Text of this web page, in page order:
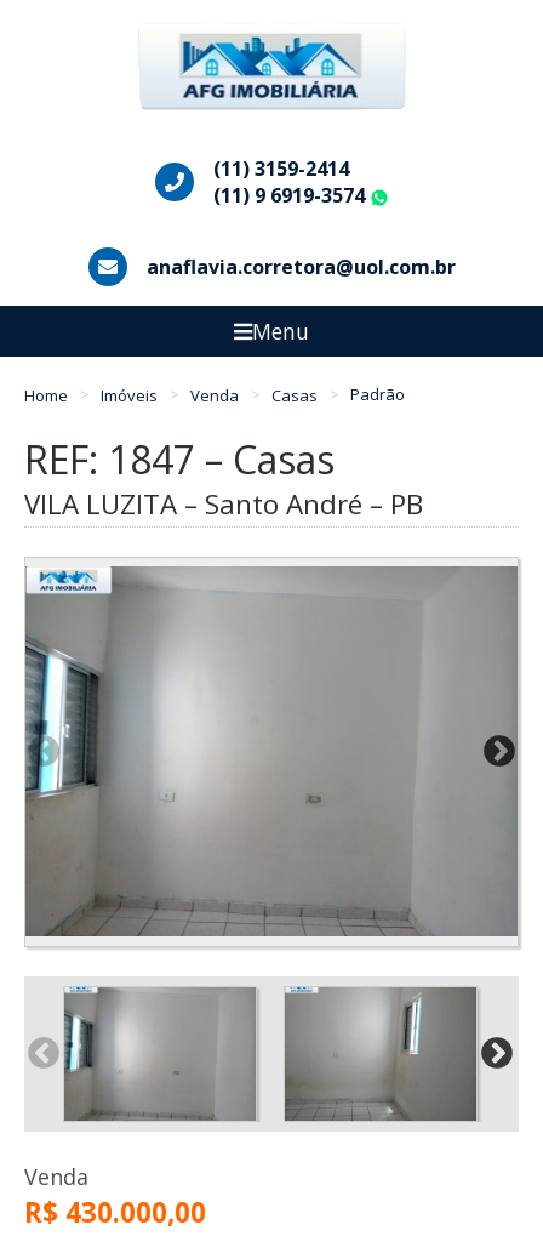
(11) 3159-2414
(11) 9 6919-3574
anaflavia.corretora@uol.com.br
Menu
Home Imóveis Venda Casas Padrão
REF: 1847 – Casas
VILA LUZITA – Santo André – PB
Venda
R$ 430.000,00